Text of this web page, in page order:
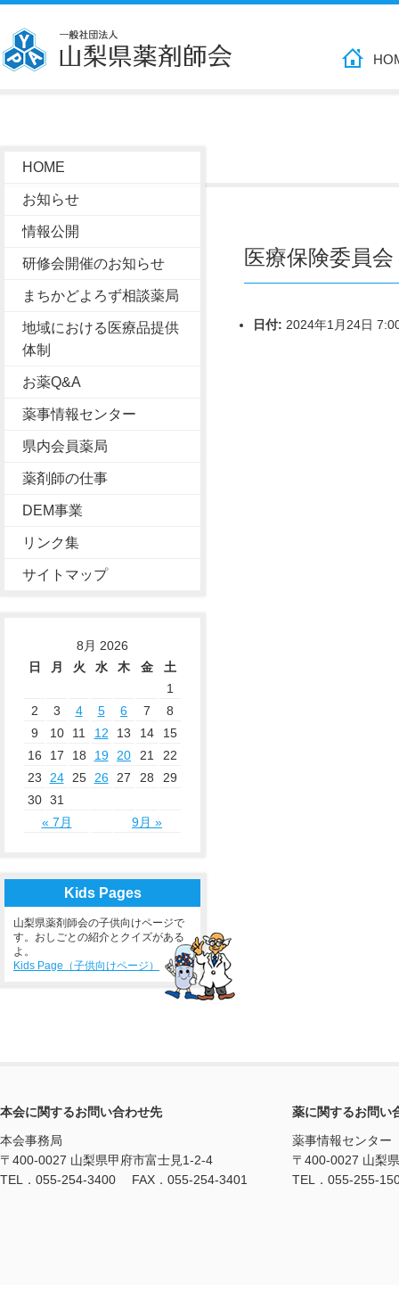
HOME
お知らせ
情報公開
研修会開催のお知らせ
まちかどよろず相談薬局
地域における医療品提供
体制
お薬Q&A
薬事情報センター
県内会員薬局
薬剤師の仕事
DEM事業
リンク集
サイトマップ
8月 2026
日
月 火 水 木 金
土
1
2
3 4 5 6 7
8
9
10 11 12 13 14
15
16
17 18 19 20 21
22
23
24 25 26 27 28
29
30 31
« 7月
9月 »
Kids Pages
山梨県薬剤師会の子供向けページで
す。おしごとの紹介とクイズがある
よ。
Kids Page（子供向けページ）
医療保険委員
日付: 2024年1月24日
本会に関するお問い合わせ先
本会事務局
〒400-0027 山梨県甲府市富士見1-2-4
TEL．055-254-3400 FAX．055-254-3401
薬に関するお問い
薬事情報センター
〒400-0027 山梨
TEL．055-255-